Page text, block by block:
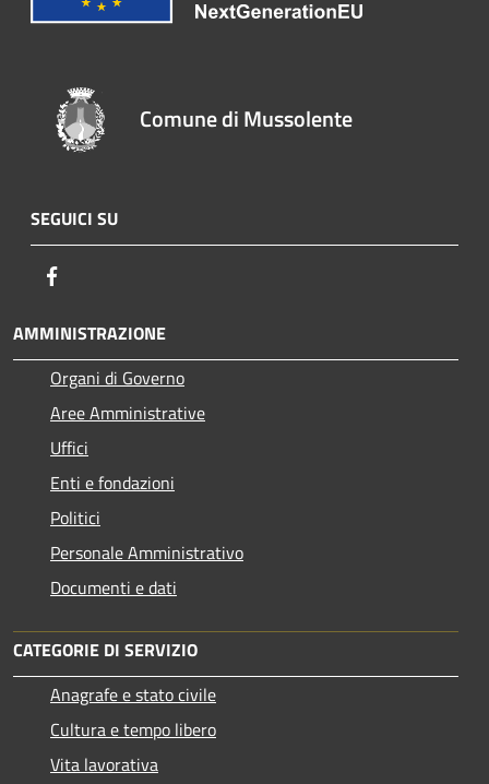
Comune di Mussolente
SEGUICI SU
AMMINISTRAZIONE
Organi di Governo
Aree Amministrative
Uffici
Enti e fondazioni
Politici
Personale Amministrativo
Documenti e dati
CATEGORIE DI SERVIZIO
Anagrafe e stato civile
Cultura e tempo libero
Vita lavorativa